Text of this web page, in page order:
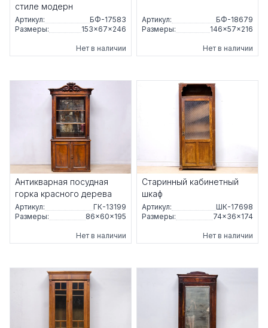
стиле модерн
Артикул:
БФ-17583
Размеры:
153×67×246
Нет в наличии
Артикул:
БФ-18679
Размеры:
146×57×216
Нет в наличии
Антикварная посудная
горка красного дерева
Артикул:
ГК-13199
Размеры:
86×60×195
Нет в наличии
Старинный кабинетный
шкаф
Артикул:
ШК-17698
Размеры:
74×36×174
Нет в наличии